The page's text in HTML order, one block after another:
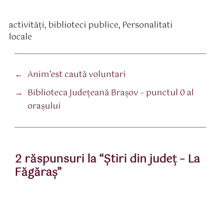
activităţi, biblioteci publice, Personalitati
locale
← Anim’est caută voluntari
→ Biblioteca Județeană Brașov – punctul 0 al
orașului
2 răspunsuri la “Ştiri din judeţ – La
Făgăraş”